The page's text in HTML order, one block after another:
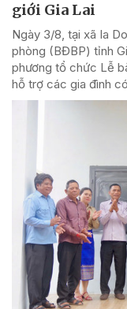
giới Gia Lai
Ngày 3/8, tại xã Ia
phòng (BĐBP) tỉnh
phương tổ chức Lễ
hỗ trợ các gia đình